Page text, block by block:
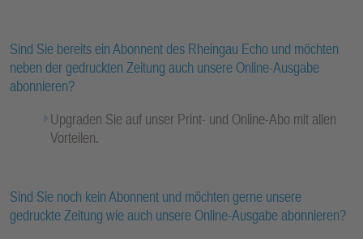
Sind Sie bereits ein Abonnent des Rheingau Echo und möchten
neben der gedruckten Zeitung auch unsere Online-Ausgabe
abonnieren?
Upgraden Sie auf unser Print- und Online-Abo mit allen
Vorteilen.
Sind Sie noch kein Abonnent und möchten gerne unsere
gedruckte Zeitung wie auch unsere Online-Ausgabe abonnieren?